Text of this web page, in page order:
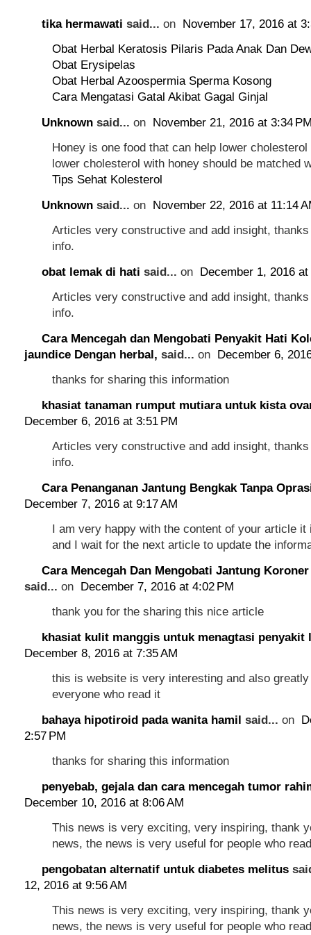
tika hermawati said... on November 17, 2016 at
Obat Herbal Keratosis Pilaris Pada Anak Dan
Obat Erysipelas
Obat Herbal Azoospermia Sperma Kosong
Cara Mengatasi Gatal Akibat Gagal Ginjal
Unknown said... on November 21, 2016 at 3:34
Honey is one food that can help lower
lower cholesterol with honey should be matched
Tips Sehat Kolesterol
Unknown said... on November 22, 2016 at 11:14
Articles very constructive and add insight,
info.
obat lemak di hati said... on December 1, 2016 at
Articles very constructive and add insight,
info.
Cara Mencegah dan Mengobati Penyakit Hati
jaundice Dengan herbal, said... on December 6,
thanks for sharing this information
khasiat tanaman rumput mutiara untuk kista
December 6, 2016 at 3:51 PM
Articles very constructive and add insight,
info.
Cara Penanganan Jantung Bengkak Tanpa
December 7, 2016 at 9:17 AM
I am very happy with the content of your article
and I wait for the next article to update the
Cara Mencegah Dan Mengobati Jantung
said... on December 7, 2016 at 4:02 PM
thank you for the sharing this nice article
khasiat kulit manggis untuk menagtasi penyakit
December 8, 2016 at 7:35 AM
this is website is very interesting and also
everyone who read it
bahaya hipotiroid pada wanita hamil said... on
2:57 PM
thanks for sharing this information
penyebab, gejala dan cara mencegah tumor
December 10, 2016 at 8:06 AM
This news is very exciting, very inspiring, thank
news, the news is very useful for people who
pengobatan alternatif untuk diabetes melitus
12, 2016 at 9:56 AM
This news is very exciting, very inspiring, thank
news, the news is very useful for people who